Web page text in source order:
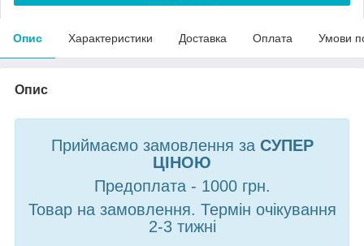
Опис Характеристики Доставка Оплата Умови
Опис
Приймаємо замовлення за СУПЕР
ЦІНОЮ
Предоплата - 1000 грн.
Товар на замовлення. Термін очікування
2-3 тижні